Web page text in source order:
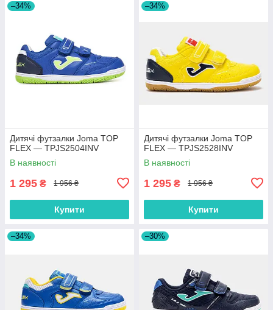
–34%
Дитячі футзалки Joma TOP
FLEX — TPJS2504INV
В наявності
1 295 ₴ 1 956 ₴
Купити
–34%
Дитячі футзалки Joma TOP
FLEX — TPJS2528INV
В наявності
1 295 ₴ 1 956 ₴
Купити
–34% –30%